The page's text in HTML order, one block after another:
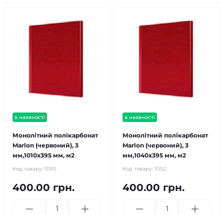
в наявності
Монолітний полікарбонат
Marlon (червоний), 3
мм,1010х395 мм, м2
Код товару: 1050
400.00 грн.
в наявності
Монолітний полікарбонат
Marlon (червоний), 3
мм,1040х395 мм, м2
Код товару: 1052
400.00 грн.